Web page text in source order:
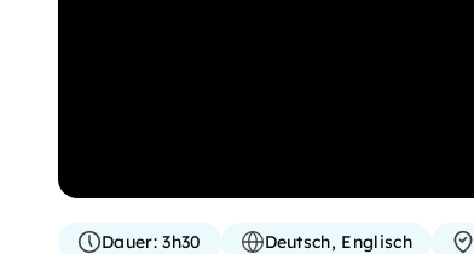
Dauer:3h30 Deutsch, Englisch